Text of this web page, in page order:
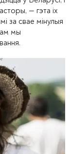
— гэта іх
за свае мінулыя
мы